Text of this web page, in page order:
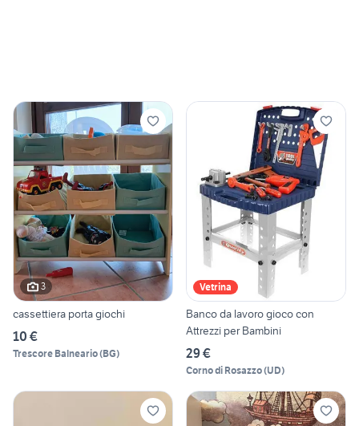
3
cassettiera porta giochi
10 €
Trescore Balneario(BG)
Vetrina
Banco da lavoro gioco con
Attrezzi per Bambini
29 €
Corno di Rosazzo(UD)